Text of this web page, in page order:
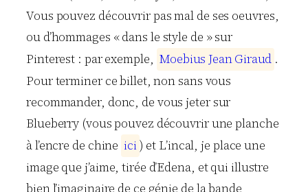
Vous pouvez découvrir pas mal de ses oeuvres,
ou d’hommages « dans le style de » sur
Pinterest : par exemple, Moebius JeanGiraud .
Pour terminer ce billet, non sans vous
recommander, donc, de vous jeter sur
Blueberry (vous pouvez découvrir une planche
à l’encre de chine ici) et L’incal, je place une
image que j’aime, tirée d’Edena, et qui illustre